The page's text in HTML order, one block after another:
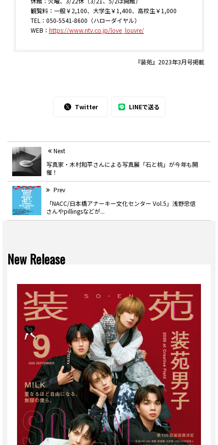
観覧料：一般￥2,100、大学生￥1,400、高校生￥1,000
TEL：050-5541-8600（ハローダイヤル）
WEB： https://www.ntv.co.jp/love_louvre/
『装苑』2023年3月号掲載
Twitter LINEで送る
Next
写真家・木村和平さんによる写真展「石と桃」が今年も開
催！
Prev
「NACC/日本橋アナーキー文化センター Vol.5」浅野忠信
さんやpillingsなどが...
New Release